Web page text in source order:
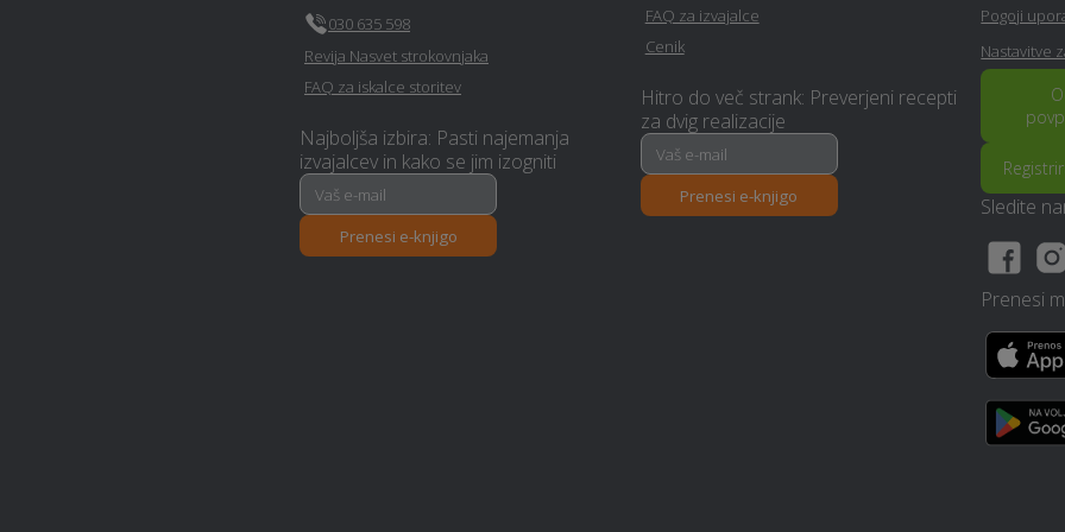
Sanacija balkonov in teras -
Sodrazica
Vrtna lopa, hiška, uta -
Sodrazica
Optimalen paket - Sodrazica
Razrez cistern in čiščenje -
Sodrazica
Založba - Sodrazica
Rastlinjak - Sodrazica
Interier / notranje
oblikovanje - Sodrazica
030 635 598
Revija Nasvet strokovnjaka
FAQ za iskalce storitev
Najboljša izbira: Pasti najemanja
izvajalcev in kako se jim izogniti
Prenesi e-knjigo
FAQ za izvajalce
Cenik
Hitro do več strank: Preverjeni recepti
za dvig realizacije
Prenesi e-knjigo
Pogoji
Nastavitve
Sledite
Prenesi